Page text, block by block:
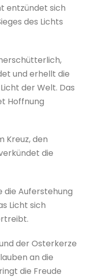
entzündet sich
des Lichts
und erhellt die
der Welt. Das
Hoffnung
Kreuz, den
die
die Auferstehung
Licht sich
der Osterkerze
an die
die Freude